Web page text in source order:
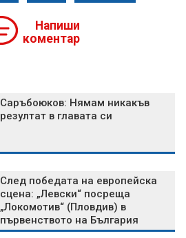
Напиши
коментар
Саръбоюков: Нямам никакъв
резултат в главата си
След победата на европейска
сцена: „Левски“ посреща
„Локомотив“ (Пловдив) в
първенството на България